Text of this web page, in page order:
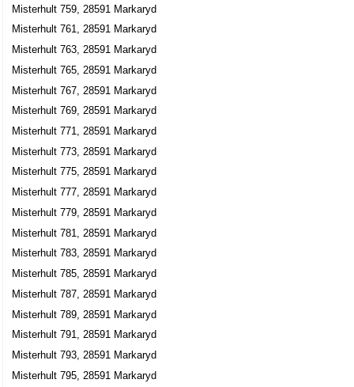
Misterhult 759, 28591 Markaryd
Misterhult 761, 28591 Markaryd
Misterhult 763, 28591 Markaryd
Misterhult 765, 28591 Markaryd
Misterhult 767, 28591 Markaryd
Misterhult 769, 28591 Markaryd
Misterhult 771, 28591 Markaryd
Misterhult 773, 28591 Markaryd
Misterhult 775, 28591 Markaryd
Misterhult 777, 28591 Markaryd
Misterhult 779, 28591 Markaryd
Misterhult 781, 28591 Markaryd
Misterhult 783, 28591 Markaryd
Misterhult 785, 28591 Markaryd
Misterhult 787, 28591 Markaryd
Misterhult 789, 28591 Markaryd
Misterhult 791, 28591 Markaryd
Misterhult 793, 28591 Markaryd
Misterhult 795, 28591 Markaryd